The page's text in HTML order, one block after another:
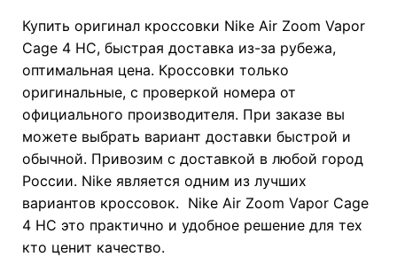
Купить оригинал кроссовки Nike Air Zoom Vapor
Cage 4 HC, быстрая доставка из-за рубежа,
оптимальная цена. Кроссовки только
оригинальные, с проверкой номера от
официального производителя. При заказе вы
можете выбрать вариант доставки быстрой и
обычной. Привозим с доставкой в любой город
России. Nike является одним из лучших
вариантов кроссовок. Nike Air Zoom Vapor Cage
4 HC это практично и удобное решение для тех
кто ценит качество.